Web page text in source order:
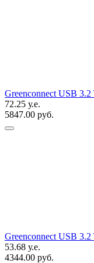
Greenconnect USB
72.25 у.е.
5847.00 руб.
Greenconnect USB
53.68 у.е.
4344.00 руб.